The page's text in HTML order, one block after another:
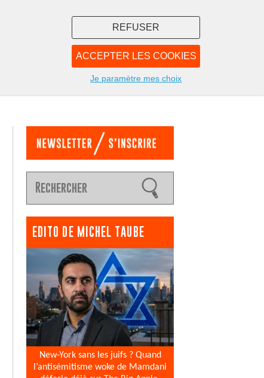
ACCEPTER LES COOKIES
REFUSER
Je paramètre mes choix
NOUS
EDITO DE MICHEL TAUBE
New-York sans les juifs ? Quand
l’antisémitisme woke de Mamdani